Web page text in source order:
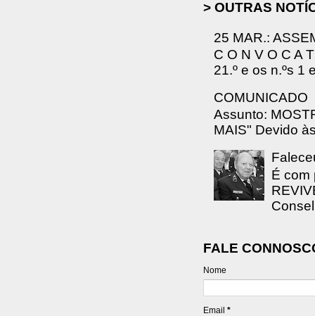
> OUTRAS
25 MAR.:
C O N V O C A
21.º e os n.ºs 1
COMUNICADO
Assunto:
MAIS" Devido
É com
FALE
Nome
Email *